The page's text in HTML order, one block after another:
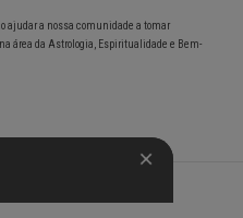
ajudar a nossa comunidade a tomar
área da Astrologia, Espiritualidade e Bem-